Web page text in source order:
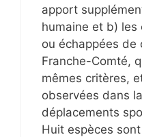
apport
humaine et b) les
ou échappées de
Franche-Comté,
mêmes critères,
observées dans
déplacements
Huit espèces